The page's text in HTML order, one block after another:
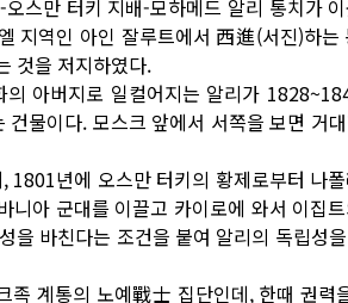
스만 터키 지배-모하메드 알리 통치가
지역인 아인 잘루트에서 西進(서진)하는
것을 저지하였다.
아버지로 일컬어지는 알리가
물이다. 모스크 앞에서 서쪽을 보면 거
년에 오스만 터키의 황제로부터 나
아 군대를 이끌고 카이로에 와서 이집
을 바친다는 조건을 붙여 알리의 독립성
족 계통의 노예戰士 집단인데, 한때 권력